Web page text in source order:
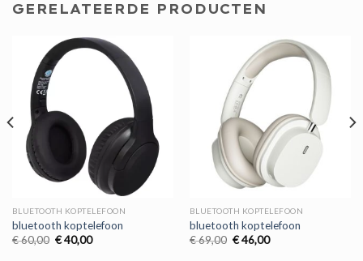
GERELATEERDE PRODUCTEN
BLUETOOTH KOPTELEFOON
bluetooth koptelefoon
€60,00 Oorspronkelijke
€40,00Huidige
BLUETOOTH KOPTELEFOON
bluetooth koptelefoon
€69,00 Oorspronkelijke
€46,00Huidige